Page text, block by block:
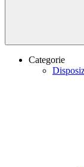
Categorie